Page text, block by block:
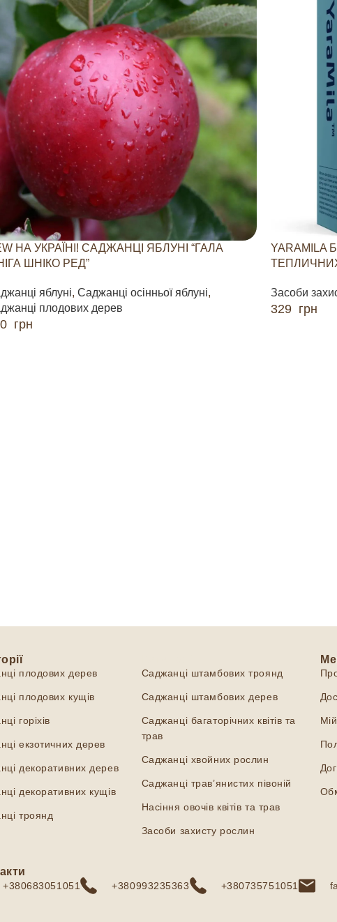
НА УКРАЇНІ! САДЖАНЦІ ЯБЛУНІ “ГАЛА
ШНІКО РЕД”
яблуні, Саджанці осінньої яблуні,
плодових дерев
грн
Засоби
329 грн
плодових дерев
плодових кущів
горіхів
екзотичних дерев
декоративних дерев
декоративних кущів
троянд
Саджанці штамбових троянд
Саджанці штамбових дерев
Саджанці багаторічних квітів та
трав
Саджанці хвойних рослин
Саджанці трав’янистих півоній
Насіння овочів квітів та трав
Засоби захисту рослин
+380683051051 +380993235363 +380735751051